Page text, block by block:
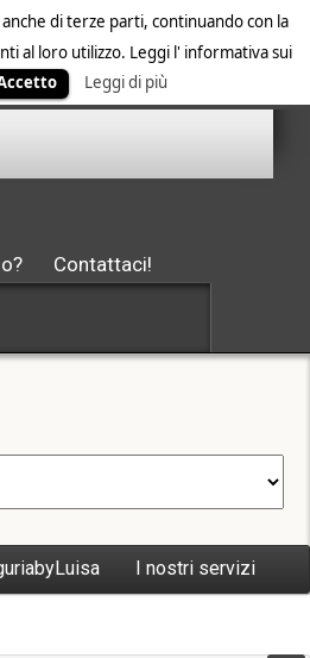
di terze parti, continuando con la
al loro utilizzo. Leggi l' informativa sui
Leggi di più
Contattaci!
I nostri servizi